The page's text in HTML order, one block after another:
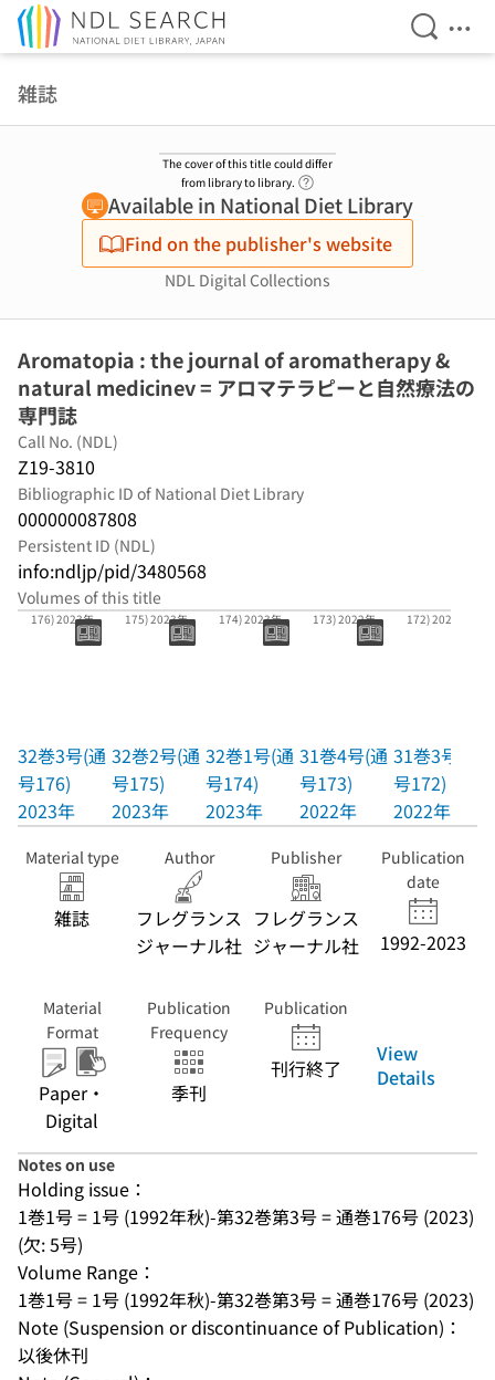
Open
雑誌
The cover of this title could differ
from library to library.
Available in National Diet Library
Find on the publisher's website
NDL Digital Collections
Aromatopia : the journal of aromatherapy &
natural medicinev = アロマテラピーと自然療法の
専門誌
Call No. (NDL)
Z19-3810
Bibliographic ID of National Diet Library
000000087808
Persistent ID (NDL)
info:ndljp/pid/3480568
Volumes of this title
32巻3号(通号
176) 2023年
32巻3号(通
号176)
2023年
32巻2号(通号
175) 2023年
32巻2号(通
号175)
2023年
174) 2023年
32巻1号(通
号174)
2023年
173) 2022年
31巻4号(通
号173)
2022年
172) 2022年
31巻3号(通
号172)
2022年
Material type
雑誌
Author
フレグランス
ジャーナル社
Publisher
フレグランス
ジャーナル社
Publication
date
1992-2023
Material
Format
Paper・
Digital
Publication
Frequency
季刊
Publication
刊行終了
View
Details
Notes on use
Holding issue：
1巻1号 = 1号 (1992年秋)-第32巻第3号 = 通巻176号 (2023)
(欠: 5号)
Volume Range：
1巻1号 = 1号 (1992年秋)-第32巻第3号 = 通巻176号 (2023)
Note (Suspension or discontinuance of Publication)：
以後休刊